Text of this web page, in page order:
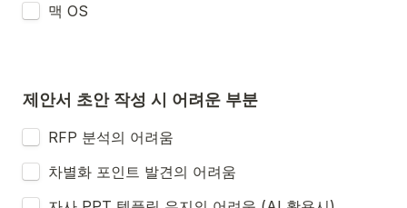
맥 OS
제안서 초안 작성 시 어려운 부분
RFP 분석의 어려움